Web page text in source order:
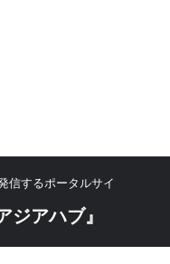
信するポータルサイ
ジアハブ』